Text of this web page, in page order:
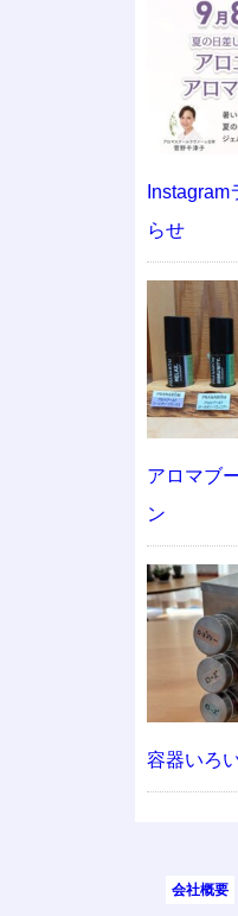
らせ
アロマブ
ン
容器いろ
会社概要